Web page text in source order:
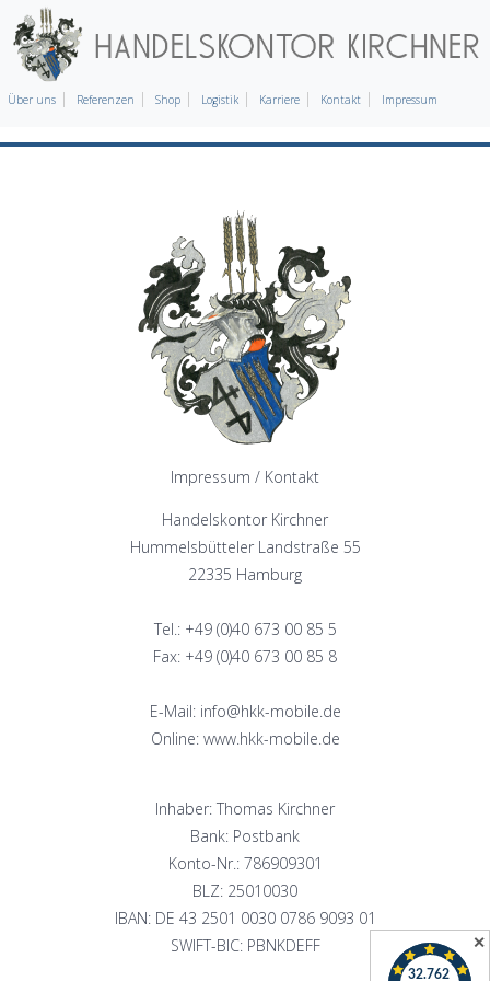
Über uns Referenzen Shop Logistik Karriere Kontakt Impressum
Impressum / Kontakt
Handelskontor Kirchner
Hummelsbütteler Landstraße 55
22335 Hamburg
Tel.: +49 (0)40 673 00 85 5
Fax: +49 (0)40 673 00 85 8
E-Mail: info@hkk-mobile.de
Online: www.hkk-mobile.de
Inhaber: Thomas Kirchner
Bank: Postbank
Konto-Nr.: 786909301
BLZ: 25010030
IBAN: DE 43 2501 0030 0786 9093 01
SWIFT-BIC: PBNKDEFF
✕